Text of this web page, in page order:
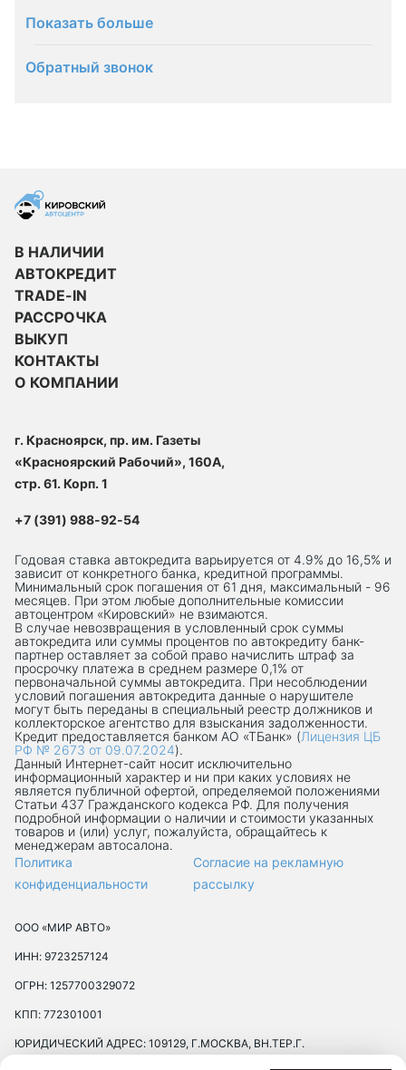
Показать больше
Обратный звонок
В НАЛИЧИИ
АВТОКРЕДИТ
TRADE-IN
РАССРОЧКА
ВЫКУП
КОНТАКТЫ
О КОМПАНИИ
г. Красноярск, пр. им. Газеты
«Красноярский Рабочий», 160А,
стр. 61. Корп. 1
+7 (391) 988-92-54
Годовая ставка автокредита варьируется от 4.9% до 16,5% и
зависит от конкретного банка, кредитной программы.
Минимальный срок погашения от 61 дня, максимальный - 96
месяцев. При этом любые дополнительные комиссии
автоцентром «Кировский» не взимаются.
В случае невозвращения в условленный срок суммы
автокредита или суммы процентов по автокредиту банк-
партнер оставляет за собой право начислить штраф за
просрочку платежа в среднем размере 0,1% от
первоначальной суммы автокредита. При несоблюдении
условий погашения автокредита данные о нарушителе
могут быть переданы в специальный реестр должников и
коллекторское агентство для взыскания задолженности.
Кредит предоставляется банком АО «ТБанк» (Лицензия ЦБ
РФ № 2673 от 09.07.2024).
Данный Интернет-сaйт носит исключительно
информационный характер и ни при каких условиях не
является публичной офертой, определяемой положениями
Статьи 437 Гражданского кодекса РФ. Для получения
подробной информации о наличии и стоимости указанных
товаров и (или) услуг, пожалуйста, обращайтесь к
менеджерам автосалона.
Политика
конфиденциальности
Согласие на рекламную
рассылку
ООО «МИР АВТО»
ИНН: 9723257124
ОГРН: 1257700329072
КПП: 772301001
ЮРИДИЧЕСКИЙ АДРЕС: 109129, Г.МОСКВА, ВН.ТЕР.Г.